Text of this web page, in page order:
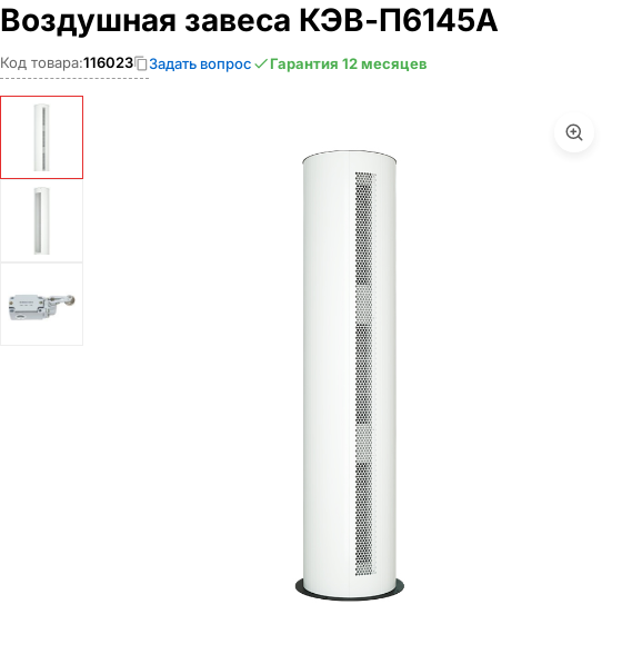
Воздушная завеса КЭВ-П6145A
Код товара:116023 Задать вопрос Гарантия 12 месяцев